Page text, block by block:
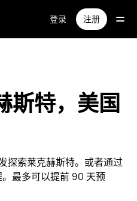
登录 注册
斯特，美国
探索莱克赫斯特。或者通过
最多可以提前 90 天预